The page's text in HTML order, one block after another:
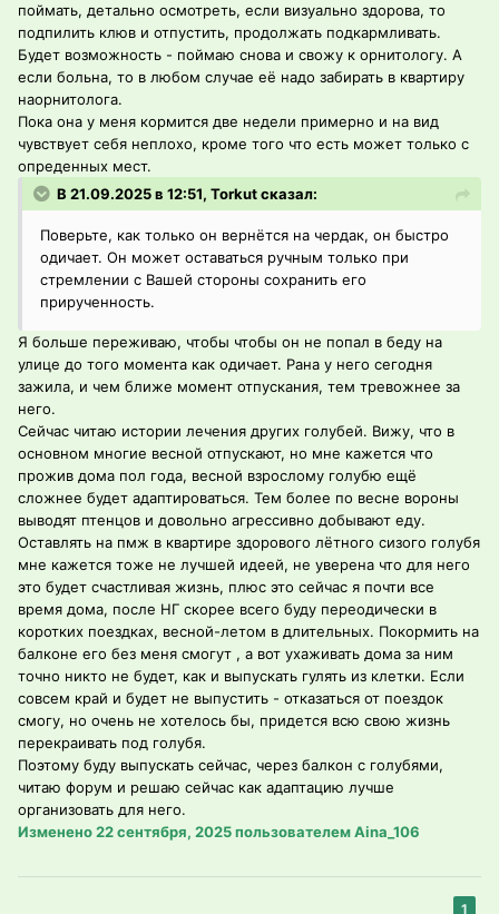
поймать, детально осмотреть, если визуально здорова, то
подпилить клюв и отпустить, продолжать подкармливать.
Будет возможность - поймаю снова и свожу к орнитологу. А
если больна, то в любом случае её надо забирать в квартиру
наорнитолога.
Пока она у меня кормится две недели примерно и на вид
чувствует себя неплохо, кроме того что есть может только с
опреденных мест.
В 21.09.2025 в 12:51, Torkut сказал:
Поверьте, как только он вернётся на чердак, он быстро
одичает. Он может оставаться ручным только при
стремлении с Вашей стороны сохранить его
прирученность.
Я больше переживаю, чтобы чтобы он не попал в беду на
улице до того момента как одичает. Рана у него сегодня
зажила, и чем ближе момент отпускания, тем тревожнее за
него.
Сейчас читаю истории лечения других голубей. Вижу, что в
основном многие весной отпускают, но мне кажется что
прожив дома пол года, весной взрослому голубю ещё
сложнее будет адаптироваться. Тем более по весне вороны
выводят птенцов и довольно агрессивно добывают еду.
Оставлять на пмж в квартире здорового лётного сизого голубя
мне кажется тоже не лучшей идеей, не уверена что для него
это будет счастливая жизнь, плюс это сейчас я почти все
время дома, после НГ скорее всего буду переодически в
коротких поездках, весной-летом в длительных. Покормить на
балконе его без меня смогут , а вот ухаживать дома за ним
точно никто не будет, как и выпускать гулять из клетки. Если
совсем край и будет не выпустить - отказаться от поездок
смогу, но очень не хотелось бы, придется всю свою жизнь
перекраивать под голубя.
Поэтому буду выпускать сейчас, через балкон с голубями,
читаю форум и решаю сейчас как адаптацию лучше
организовать для него.
Изменено22 сентября, 2025пользователем Aina_106
1